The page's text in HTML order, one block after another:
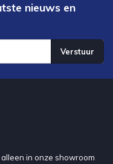
nieuws en
Verstuur
in onze showroom